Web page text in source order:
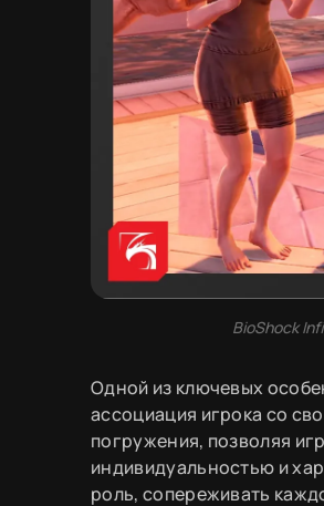
BioShock
Одной из ключевых
ассоциация игрока со
погружения, позволяя
индивидуальностью и
роль, сопереживать